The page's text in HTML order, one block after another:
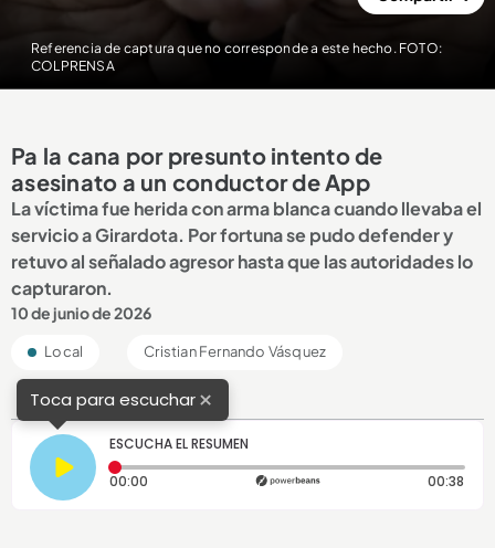
Referencia de captura que no corresponde a este hecho. FOTO:
COLPRENSA
Pa la cana por presunto intento de
asesinato a un conductor de App
La víctima fue herida con arma blanca cuando llevaba el
servicio a Girardota. Por fortuna se pudo defender y
retuvo al señalado agresor hasta que las autoridades lo
capturaron.
10 de junio de 2026
Local Cristian Fernando Vásquez
Toca para escuchar×
ESCUCHA EL RESUMEN
00:00 Tiempo transcurrido: 0 segundos 00:38